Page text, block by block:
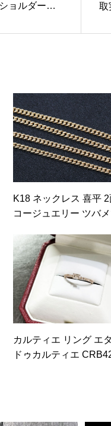
ョルダーバ
取
K18 ネックレス 喜平 2
コージュエリー ツバ
カルティエ リング エ
ドゥカルティエ